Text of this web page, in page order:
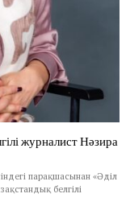
журналист Нәзира
парақшасынан «Әділ
белгілі